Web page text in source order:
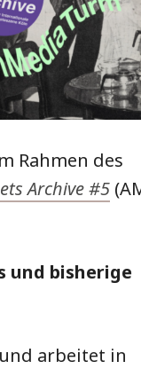
Rahmen des
Archive #5
und bisherige
arbeitet in